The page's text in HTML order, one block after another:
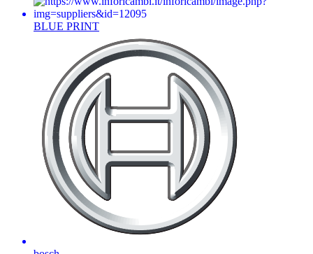
BLUE PRINT